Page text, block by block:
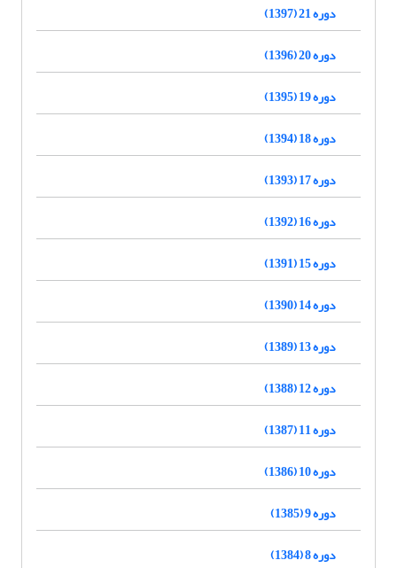
دوره 21 (1397)
دوره 20 (1396)
دوره 19 (1395)
دوره 18 (1394)
دوره 17 (1393)
دوره 16 (1392)
دوره 15 (1391)
دوره 14 (1390)
دوره 13 (1389)
دوره 12 (1388)
دوره 11 (1387)
دوره 10 (1386)
دوره 9 (1385)
دوره 8 (1384)